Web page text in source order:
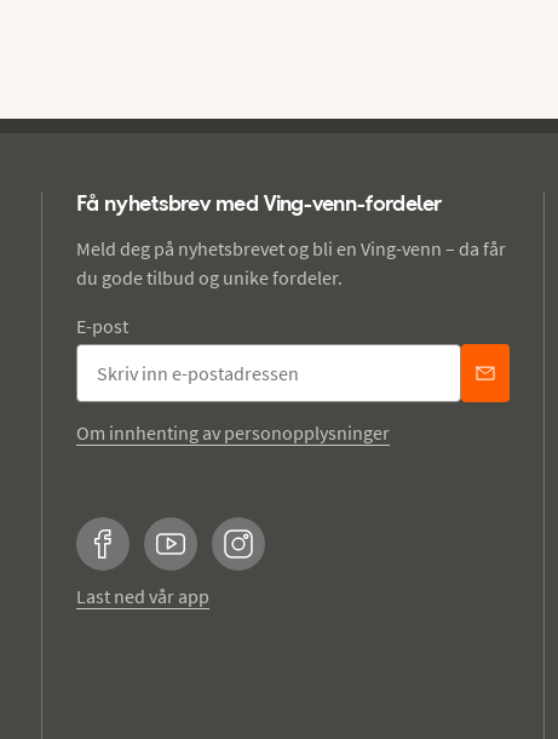
Få nyhetsbrev med Ving-venn-fordeler
Meld deg på nyhetsbrevet og bli en Ving-venn – da får
du gode tilbud og unike fordeler.
E-post
Om innhenting av personopplysninger
FacebookYouTubeInstagram
Last ned vår app